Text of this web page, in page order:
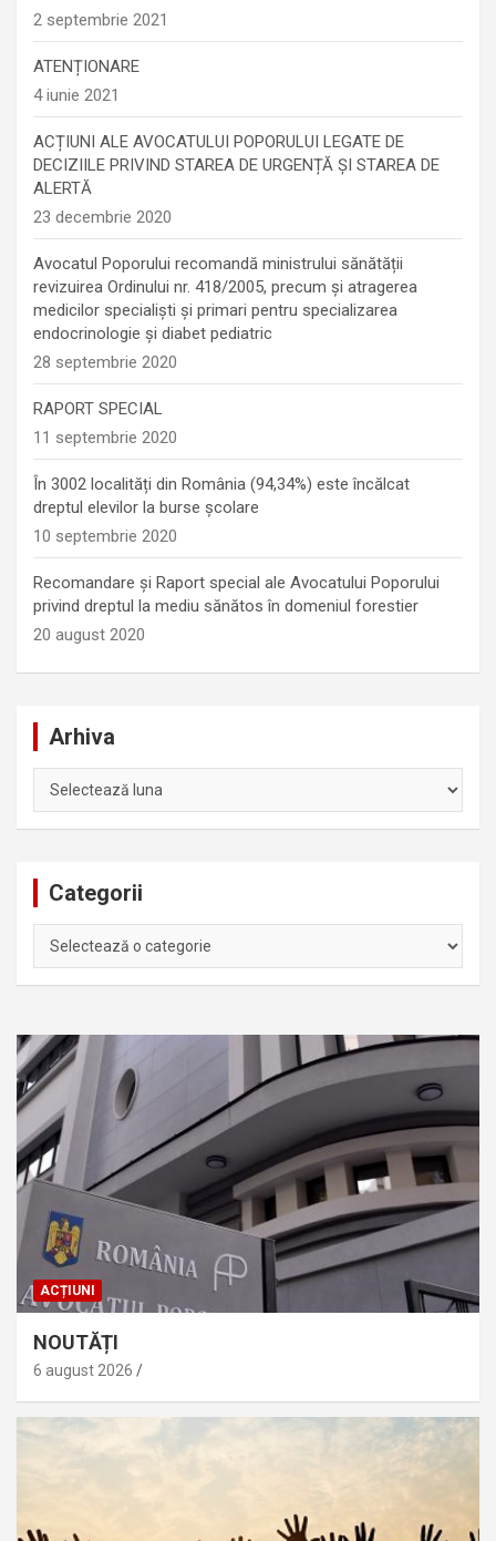
2 septembrie 2021
ATENȚIONARE
4 iunie 2021
ACȚIUNI ALE AVOCATULUI POPORULUI LEGATE DE
DECIZIILE PRIVIND STAREA DE URGENȚĂ ȘI STAREA DE
ALERTĂ
23 decembrie 2020
Avocatul Poporului recomandă ministrului sănătății
revizuirea Ordinului nr. 418/2005, precum și atragerea
medicilor specialiști și primari pentru specializarea
endocrinologie şi diabet pediatric
28 septembrie 2020
RAPORT SPECIAL
11 septembrie 2020
În 3002 localități din România (94,34%) este încălcat
dreptul elevilor la burse școlare
10 septembrie 2020
Recomandare și Raport special ale Avocatului Poporului
privind dreptul la mediu sănătos în domeniul forestier
20 august 2020
Arhiva
Categorii
ACȚIUNI
NOUTĂȚI
6 august 2026